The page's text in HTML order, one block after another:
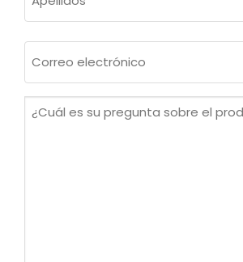
electrónico
¿Cuál